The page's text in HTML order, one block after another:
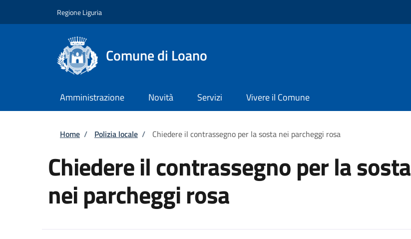
Regione Liguria
Comune di Loano
Amministrazione Novità Servizi Vivere il Comune
Briciole di pane
Home / Polizia locale / Chiedere il contrassegno per la sosta nei parcheggi rosa
Chiedere il contrassegno per la sosta
nei parcheggi rosa